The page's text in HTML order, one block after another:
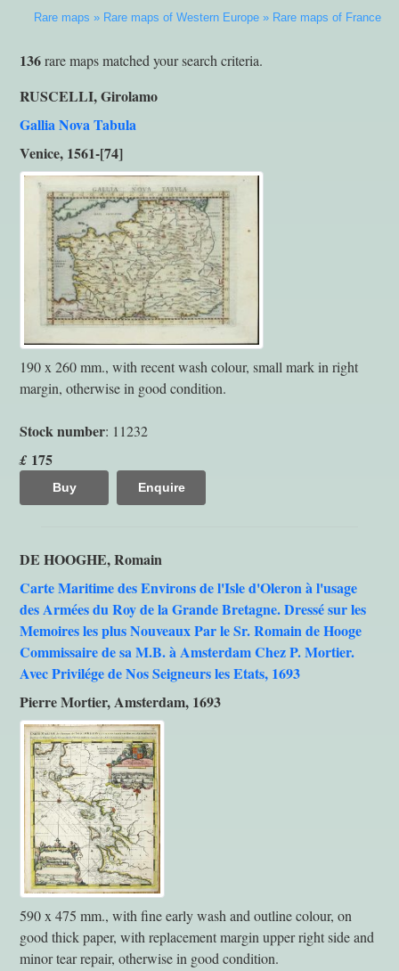
Rare maps » Rare maps of Western Europe » Rare maps of France
136rare maps matched your search criteria.
RUSCELLI, Girolamo
Gallia Nova Tabula
Venice, 1561-[74]
190 x 260 mm., with recent wash colour, small mark in right
margin, otherwise in good condition.
Stock number: 11232
£ 175
Buy Enquire
DE HOOGHE, Romain
Carte Maritime des Environs de l'Isle d'Oleron à l'usage
des Armées du Roy de la Grande Bretagne. Dressé sur les
Memoires les plus Nouveaux Par le Sr. Romain de Hooge
Commissaire de sa M.B. à Amsterdam Chez P. Mortier.
Avec Privilége de Nos Seigneurs les Etats, 1693
Pierre Mortier, Amsterdam, 1693
590 x 475 mm., with fine early wash and outline colour, on
good thick paper, with replacement margin upper right side and
minor tear repair, otherwise in good condition.